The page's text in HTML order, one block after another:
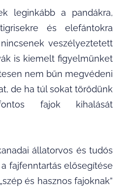
leginkább a pandákra,
és elefántokra
veszélyeztetett
is kiemelt figyelmünket
nem bűn megvédeni
de ha túl sokat törődünk
fajok kihalását
állatorvos és tudós
fajfenntartás elősegítése
és hasznos fajoknak”